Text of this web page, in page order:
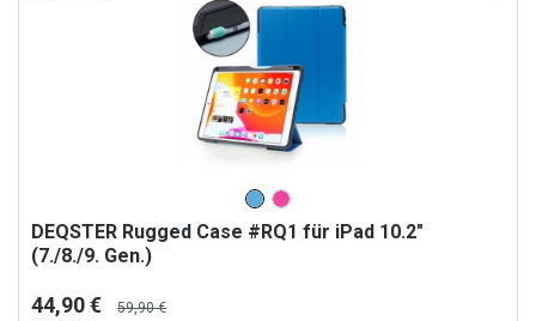
DEQSTER Rugged Case #RQ1 für iPad 10.2"
(7./8./9. Gen.)
44,90 €
59,90 €